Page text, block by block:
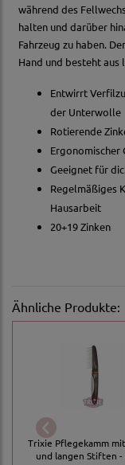
während des
halten und darüber
Fahrzeug zu haben.
Hand und besteht aus
Entwirrt
der Unterwolle
Rotierende
Ergonomischer
Geeignet für
Regelmäßiges
Hausarbeit
20+19 Zinken
Ähnliche Produkte:
Trixie Pflegekamm
und langen Stiften -